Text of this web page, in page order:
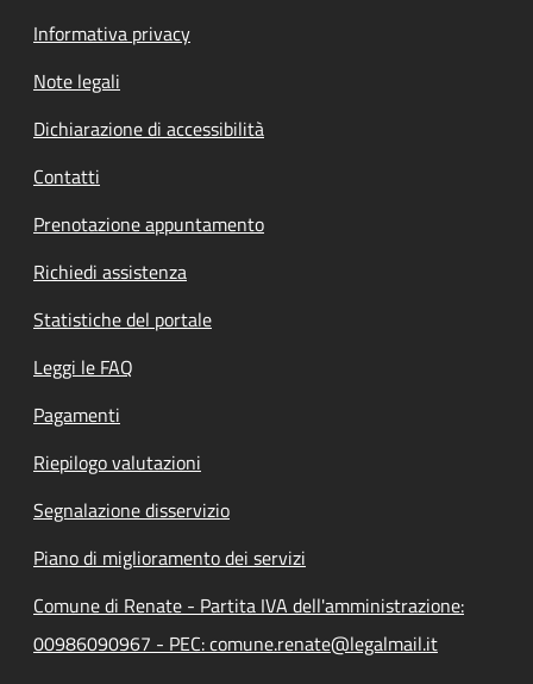
Informativa privacy
Note legali
Dichiarazione di accessibilità
Contatti
Prenotazione appuntamento
Richiedi assistenza
Statistiche del portale
Leggi le FAQ
Pagamenti
Riepilogo valutazioni
Segnalazione disservizio
Piano di miglioramento dei servizi
Comune di Renate - Partita IVA dell'amministrazione:
00986090967 - PEC: comune.renate@legalmail.it